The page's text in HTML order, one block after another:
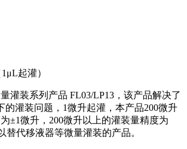
起灌）
灌装系列产品 FL03/LP13，该产品解决了
的灌装问题，1微升起灌，本产品200微升
±1微升，200微升以上的灌装量精度为
替代移液器等微量灌装的产品。